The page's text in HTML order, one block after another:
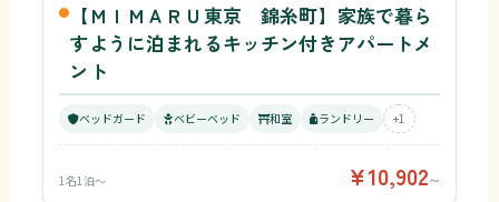
【ＭＩＭＡＲＵ東京 錦糸町】家族で暮ら
すように泊まれるキッチン付きアパートメ
ント
ベッドガード ベビーベッド 和室 ランドリー +1
1名1泊〜 ¥10,902〜
54キッズ